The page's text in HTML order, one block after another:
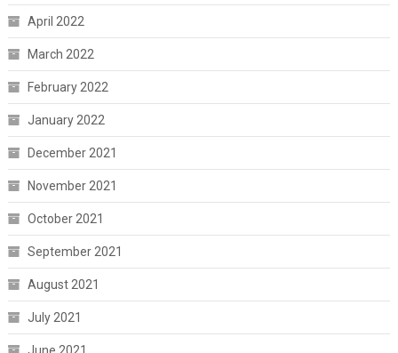
April 2022
March 2022
February 2022
January 2022
December 2021
November 2021
October 2021
September 2021
August 2021
July 2021